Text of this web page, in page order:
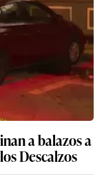
a balazos a
Descalzos